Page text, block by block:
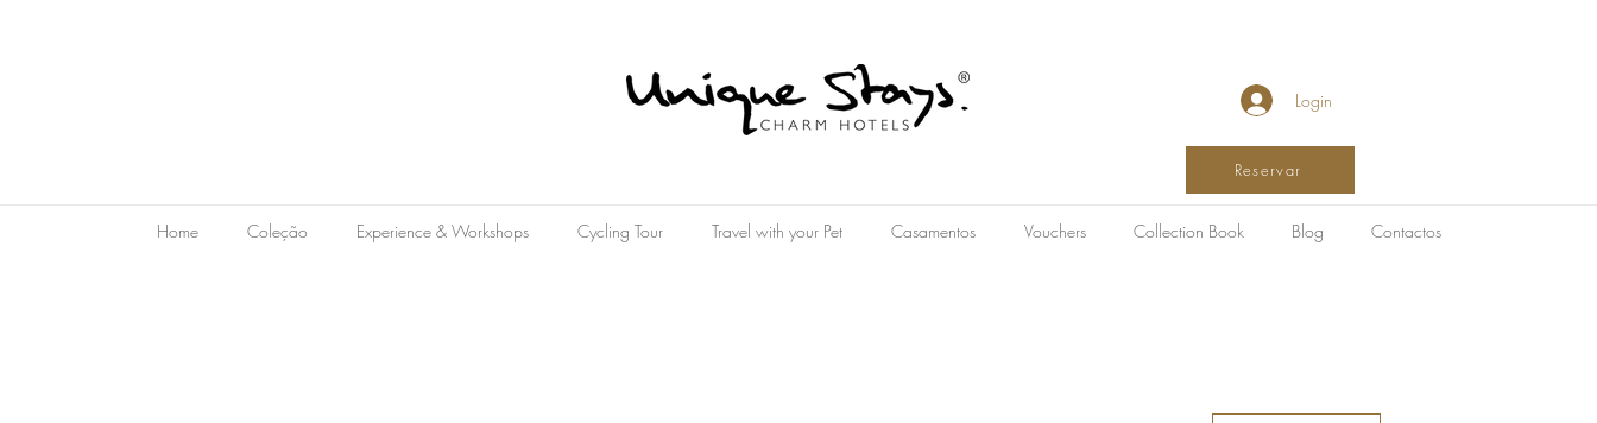
Login
Reservar
Home Coleção Experience & Workshops Cycling Tour Travel with your Pet Casamentos Vouchers Collection Book Blog Contactos